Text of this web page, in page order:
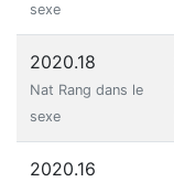
sexe
2020.18
Nat Rang dans le
sexe
2020.16